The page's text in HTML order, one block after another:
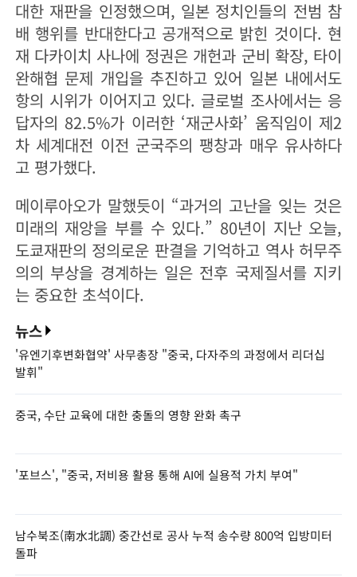
대한 재판을 인정했으며, 일본 정치인들의 전범 참
배 행위를 반대한다고 공개적으로 밝힌 것이다. 현
재 다카이치 사나에 정권은 개헌과 군비 확장, 타이
완해협 문제 개입을 추진하고 있어 일본 내에서도
항의 시위가 이어지고 있다. 글로벌 조사에서는 응
답자의 82.5%가 이러한 ‘재군사화’ 움직임이 제2
차 세계대전 이전 군국주의 팽창과 매우 유사하다
고 평가했다.
메이루아오가 말했듯이 “과거의 고난을 잊는 것은
미래의 재앙을 부를 수 있다.” 80년이 지난 오늘,
도쿄재판의 정의로운 판결을 기억하고 역사 허무주
의의 부상을 경계하는 일은 전후 국제질서를 지키
는 중요한 초석이다.
뉴스
'유엔기후변화협약' 사무총장 "중국, 다자주의 과정에서 리더십
발휘"
중국, 수단 교육에 대한 충돌의 영향 완화 촉구
'포브스', "중국, 저비용 활용 통해 AI에 실용적 가치 부여"
남수북조(南水北調) 중간선로 공사 누적 송수량 800억 입방미터
돌파